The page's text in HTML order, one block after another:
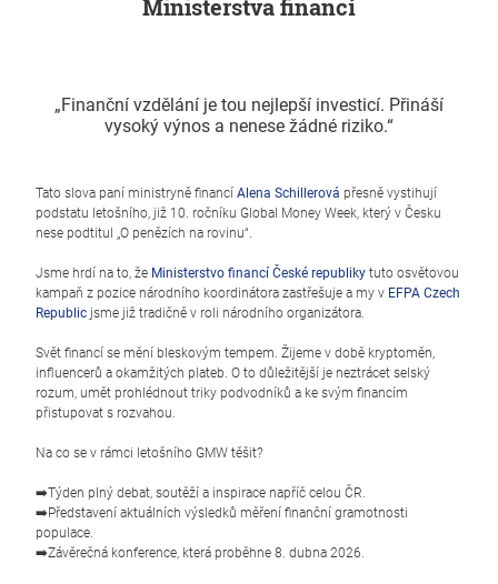
Ministerstva financí
„Finanční vzdělání je tou nejlepší investicí. Přináší
vysoký výnos a nenese žádné riziko.“
Tato slova paní ministryně financí Alena Schillerová přesně vystihují
podstatu letošního, již 10. ročníku Global Money Week, který v Česku
nese podtitul „O penězích na rovinu“.
Jsme hrdí na to, že Ministerstvo financí České republiky tuto osvětovou
kampaň z pozice národního koordinátora zastřešuje a my v EFPA Czech
Republic jsme již tradičně v roli národního organizátora.
Svět financí se mění bleskovým tempem. Žijeme v době kryptoměn,
influencerů a okamžitých plateb. O to důležitější je neztrácet selský
rozum, umět prohlédnout triky podvodníků a ke svým financím
přistupovat s rozvahou.
Na co se v rámci letošního GMW těšit?
➡️Týden plný debat, soutěží a inspirace napříč celou ČR.
➡️Představení aktuálních výsledků měření finanční gramotnosti
populace.
➡️Závěrečná konference, která proběhne 8. dubna 2026.